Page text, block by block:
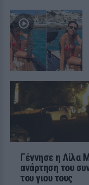
Γέννησε η Λίλα
ανάρτηση του
του γιου τους